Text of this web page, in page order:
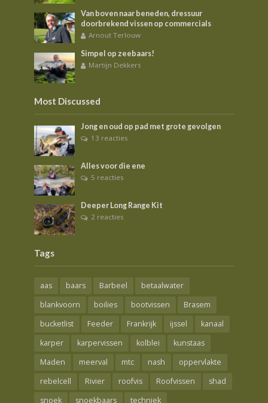
Van boven naar beneden, dressuur
doorbrekend vissen op commercials
Arnout Terlouw
Simpel op zeebaars!
Martijn Dekkers
Most Discussed
Jong en oud op pad met grote gevolgen
13 reacties
Alles voor die ene
5 reacties
Deeper Long Range Kit
2 reacties
Tags
aas baars Barbeel
betaalwater
blankvoorn
boilies bootvissen
Brasem
bucketlist
Feeder Frankrijk ijssel
kanaal
karper
karpervissen kolblei
kunstaas
Maden
meerval mtc nash
oppervlakte
rebelcell
Rivier roofvis Roofvissen
shad
snoek
snoekbaars techniek